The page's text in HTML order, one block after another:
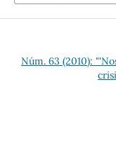
Núm. 63 (2010):